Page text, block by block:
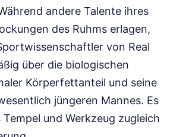
andere Talente ihres
des Ruhms erlagen,
von Real
über die biologischen
Körperfettanteil und seine
jüngeren Mannes. Es
und Werkzeug zugleich